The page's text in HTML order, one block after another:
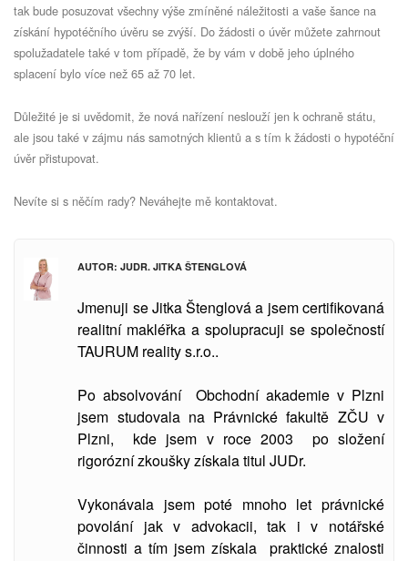
tak bude posuzovat všechny výše zmíněné náležitosti a vaše šance na
získání hypotéčního úvěru se zvýší. Do žádosti o úvěr můžete zahrnout
spolužadatele také v tom případě, že by vám v době jeho úplného
splacení bylo více než 65 až 70 let.
Důležité je si uvědomit, že nová nařízení neslouží jen k ochraně státu,
ale jsou také v zájmu nás samotných klientů a s tím k žádosti o hypotéční
úvěr přistupovat.
Nevíte si s něčím rady? Neváhejte mě kontaktovat.
AUTOR: JUDR. JITKA ŠTENGLOVÁ
Jmenuji se Jitka Štenglová a jsem certifikovaná
realitní makléřka a spolupracuji se společností
TAURUM reality s.r.o..
Po absolvování Obchodní akademie v Plzni
jsem studovala na Právnické fakultě ZČU v
Plzni, kde jsem v roce 2003 po složení
rigorózní zkoušky získala titul JUDr.
Vykonávala jsem poté mnoho let právnické
povolání jak v advokacii, tak i v notářské
činnosti a tím jsem získala praktické znalosti